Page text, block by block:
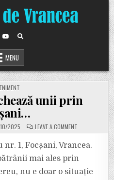
MENU
unii prin
2025 LEAVE A COMMENTON
CUM
PARCHEAZĂ
UNII
PRIN
FOCȘANI…
1, Focșani, Vrancea.
mai ales prin
nu e doar o situație